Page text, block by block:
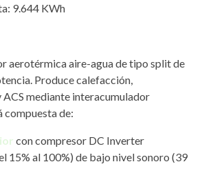
9.644 KWh
aerotérmica aire-agua de tipo split de
Produce calefacción,
mediante interacumulador
compuesta de:
con compresor DC Inverter
15% al 100%) de bajo nivel sonoro (39